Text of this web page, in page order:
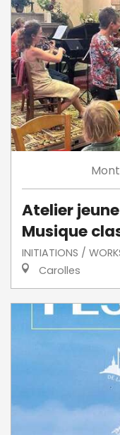
Atelier
Musique
INITIATIONS /
Carolles